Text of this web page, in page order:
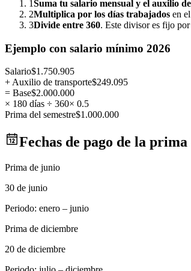
1Suma tu salario mensual y el auxilio
2Multiplica por los días trabajados en
3Divide entre 360. Este divisor es fijo
Ejemplo con salario mínimo 2026
Salario$1.750.905
+ Auxilio de transporte$249.095
= Base$2.000.000
× 180 días ÷ 360× 0.5
Prima del semestre$1.000.000
Fechas de pago de la prima
Prima de junio
30 de junio
Periodo: enero – junio
Prima de diciembre
20 de diciembre